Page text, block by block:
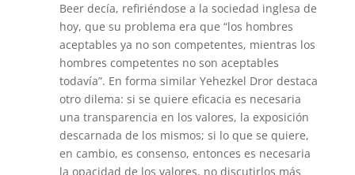
Beer decía, refiriéndose a la sociedad inglesa de
hoy, que su problema era que “los hombres
aceptables ya no son competentes, mientras los
hombres competentes no son aceptables
todavía”. En forma similar Yehezkel Dror destaca
otro dilema: si se quiere eficacia es necesaria
una transparencia en los valores, la exposición
descarnada de los mismos; si lo que se quiere,
en cambio, es consenso, entonces es necesaria
la opacidad de los valores, no discutirlos más